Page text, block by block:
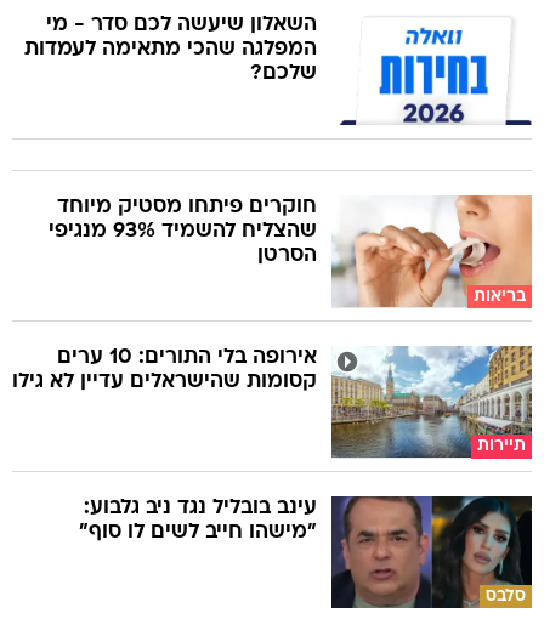
השאלון שיעשה לכם סדר - מי
המפלגה שהכי מתאימה לעמדות
שלכם?
בריאות
חוקרים פיתחו מסטיק מיוחד
שהצליח להשמיד 93% מנגיפי
הסרטן
תיירות
אירופה בלי התורים: 10 ערים
קסומות שהישראלים עדיין לא גילו
סלבס
עינב בובליל נגד ניב גלבוע:
"מישהו חייב לשים לו סוף"